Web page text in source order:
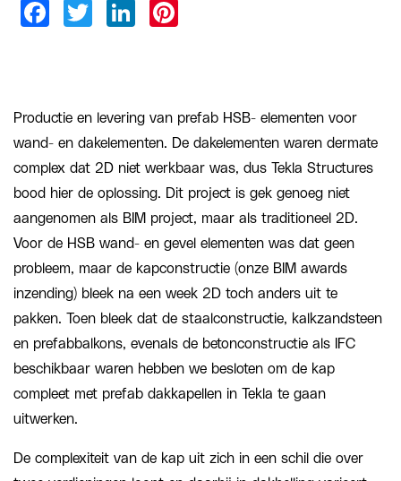
Productie en levering van prefab HSB- elementen voor
wand- en dakelementen. De dakelementen waren dermate
complex dat 2D niet werkbaar was, dus Tekla Structures
bood hier de oplossing. Dit project is gek genoeg niet
aangenomen als BIM project, maar als traditioneel 2D.
Voor de HSB wand- en gevel elementen was dat geen
probleem, maar de kapconstructie (onze BIM awards
inzending) bleek na een week 2D toch anders uit te
pakken. Toen bleek dat de staalconstructie, kalkzandsteen
en prefabbalkons, evenals de betonconstructie als IFC
beschikbaar waren hebben we besloten om de kap
compleet met prefab dakkapellen in Tekla te gaan
uitwerken.
De complexiteit van de kap uit zich in een schil die over